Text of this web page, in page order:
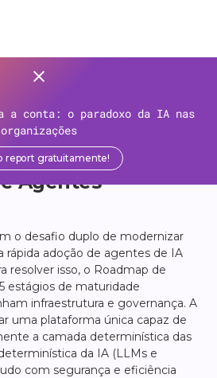
a conta: o paradoxo da IA nas
organizações
report gratuitamente!
DE IA
de APIs às
Agentes
o desafio duplo de modernizar
rápida adoção de agentes de IA
resolver isso, o Roadmap de
estágios de maturidade
infraestrutura e governança. A
uma plataforma única capaz de
a camada determinística das
da IA (LLMs e
com segurança e eficiência